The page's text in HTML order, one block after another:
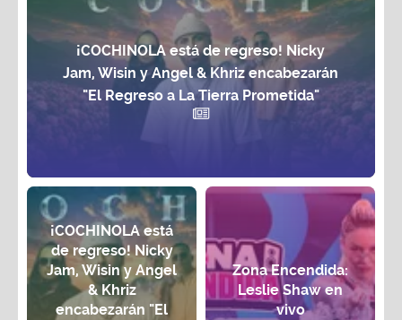
¡COCHINOLA está de regreso! Nicky
Jam, Wisin y Angel & Khriz encabezarán
"El Regreso a La Tierra Prometida"
¡COCHINOLA está
de regreso! Nicky
Jam, Wisin y Angel
& Khriz
encabezarán "El
Zona Encendida:
Leslie Shaw en
vivo